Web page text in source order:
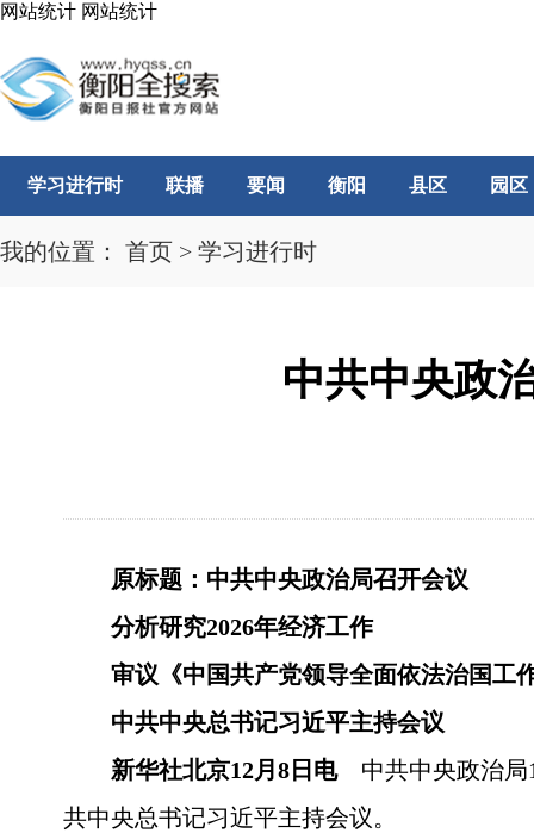
网站统计 网站统计
学习进行时 联播 要闻 衡阳 县区 园区
我的位置： 首页 > 学习进行时
中共中央政
原标题：中共中央政治局召开会议
分析研究2026年经济工作
审议《中国共产党领导全面依法治国工
中共中央总书记习近平主持会议
新华社北京12月8日电 中共中央政治
共中央总书记习近平主持会议。